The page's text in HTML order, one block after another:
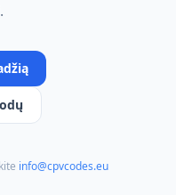
info@cpvcodes.eu